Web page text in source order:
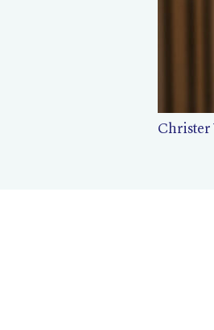
Christer